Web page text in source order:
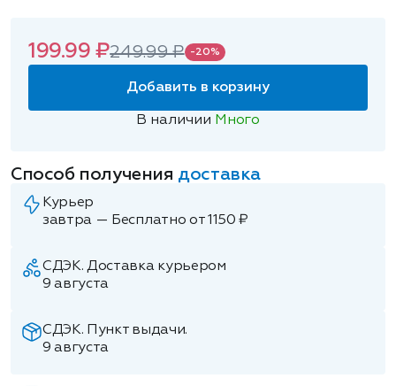
199.99 ₽249.99 ₽ -20%
Добавить в корзину
В наличии Много
Способ получения доставка
Курьер
завтра — Бесплатно от 1150 ₽
СДЭК. Доставка курьером
9 августа
СДЭК. Пункт выдачи.
9 августа